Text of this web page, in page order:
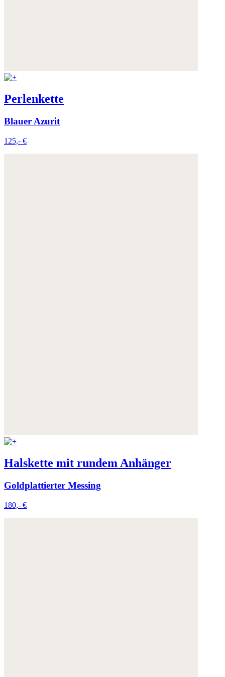
Perlenkette
Blauer Azurit
125,- €
Halskette mit rundem Anhänger
Goldplattierter Messing
180,- €